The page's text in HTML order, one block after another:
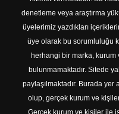
denetleme veya araştırma
üyelerimiz yazdıkları
üye olarak bu sorumluluğu
herhangi bir marka, kurum
bulunmamaktadır. Sitede
paylaşılmaktadır. Burada
olup, gerçek kurum ve
Gerçek kurum ve kişiler ile